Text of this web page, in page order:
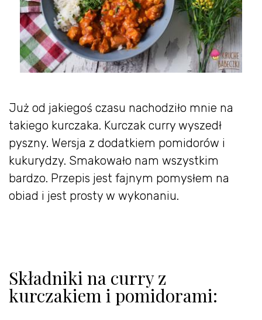
Już od jakiegoś czasu nachodziło mnie na
takiego kurczaka. Kurczak curry wyszedł
pyszny. Wersja z dodatkiem pomidorów i
kukurydzy. Smakowało nam wszystkim
bardzo. Przepis jest fajnym pomysłem na
obiad i jest prosty w wykonaniu.
Składniki na curry z
kurczakiem i pomidorami: